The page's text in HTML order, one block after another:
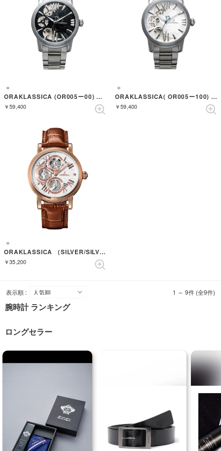
ORAKLASSICA (OR005ー00) （SILVER/BLACK）
￥59,400
ORAKLASSICA( OR005ー100) （SILVER/NAVY）
￥59,400
ORAKLASSICA （SILVER/SILVER/BROWN）
￥35,200
表示順 : 1 ～ 9件 (全9件)
腕時計 ランキング